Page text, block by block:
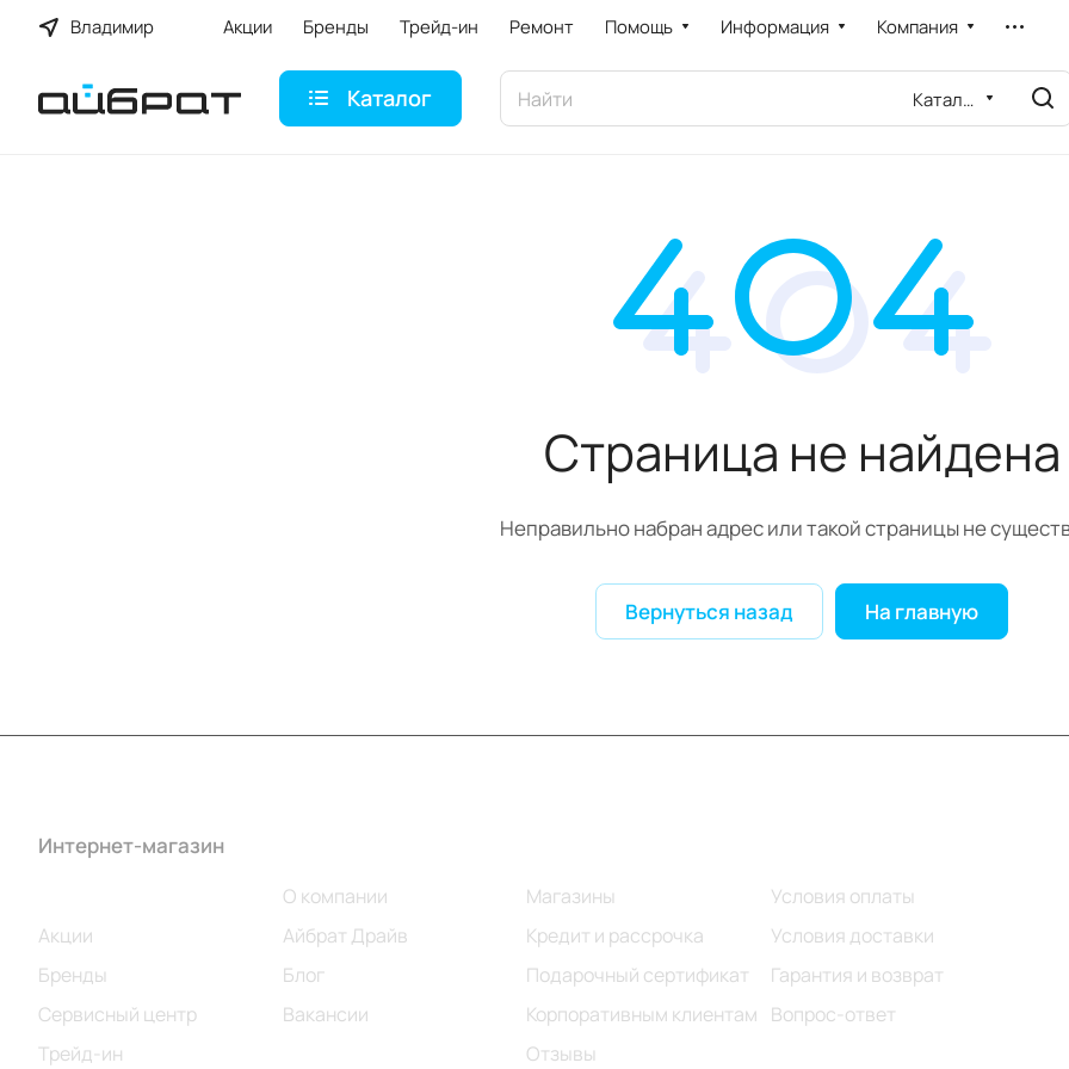
Владимир Акции Бренды Трейд-ин Ремонт Помощь Информация Компания
Каталог Каталог
Страница не найдена
Неправильно набран адрес или такой страницы не
Вернуться назад На главную
Интернет-магазин
Акции
Бренды
Сервисный центр
Трейд-ин
О компании
Айбрат Драйв
Блог
Вакансии
Магазины
Кредит и рассрочка
Подарочный сертификат
Корпоративным клиентам
Отзывы
Условия оплаты
Условия доставки
Гарантия и возврат
Вопрос-ответ